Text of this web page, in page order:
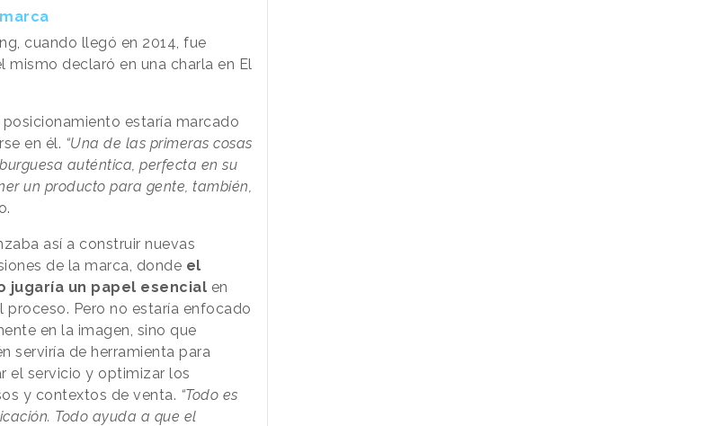
cuando llegó en 2014, fue
declaró en una charla en El
estaría marcado
en él. “Una de las primeras cosas
auténtica, perfecta en su
un producto para gente, también,
así a construir nuevas
de la marca, donde el
jugaría un papel esencial en
proceso. Pero no estaría enfocado
en la imagen, sino que
serviría de herramienta para
el servicio y optimizar los
y contextos de venta. “Todo es
Todo ayuda a que el